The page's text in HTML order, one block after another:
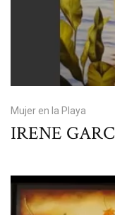
Mujer en la Playa
IRENE